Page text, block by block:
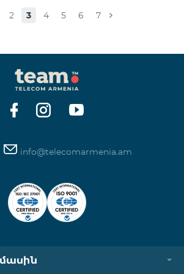
3/7 09:00-18:00 09:00-18:00
23:00 09:00-18:00 09:00-18:00
34/3 09:00-18:00 10:00-23:00
23:00 Արտաշիսյան փողոց 85/14 09:00-18:00 0
2 3 4 5 6 7
info@telecomarmenia.am